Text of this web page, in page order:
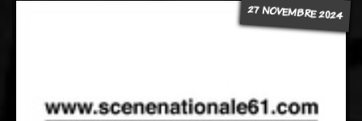
27 NOVEMBRE 2024